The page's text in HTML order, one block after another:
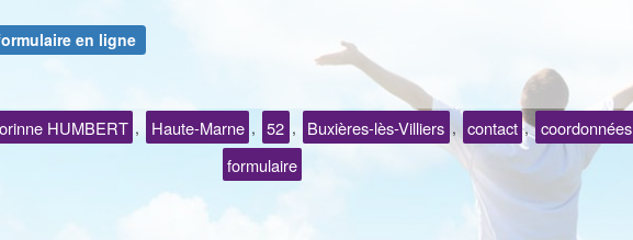
en ligne
HUMBERT , Haute-Marne , 52 , Buxières-lès-Villiers , contact , coordonnées
formulaire